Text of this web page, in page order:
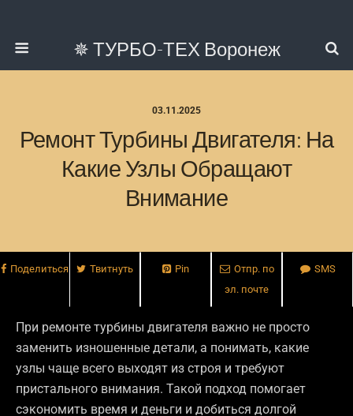
✵ ТУРБО-ТЕХ Воронеж
03.11.2025
Ремонт Турбины Двигателя: На
Какие Узлы Обращают
Внимание
Поделиться Твитнуть Pin
Отпр. по
эл. почте
SMS
При ремонте турбины двигателя важно не просто
заменить изношенные детали, а понимать, какие
узлы чаще всего выходят из строя и требуют
пристального внимания. Такой подход помогает
сэкономить время и деньги и добиться долгой